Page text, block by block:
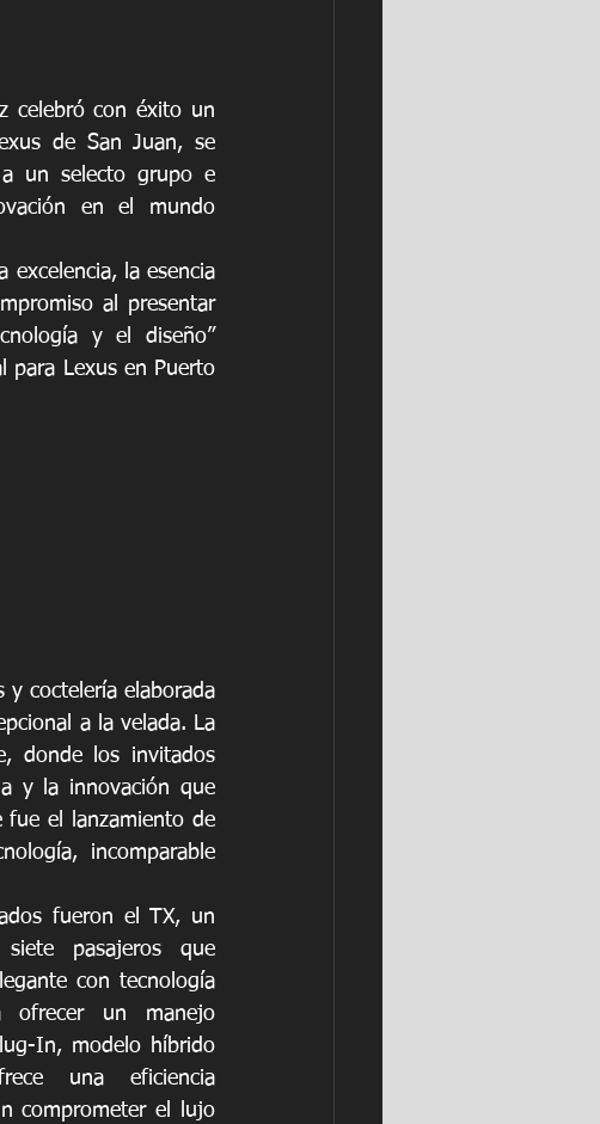
celebró con éxito un
de San Juan, se
un selecto grupo e
en el mundo
excelencia, la esencia
al presentar
y el diseño”
para Lexus en Puerto
y coctelería elaborada
a la velada. La
donde los invitados
y la innovación que
fue el lanzamiento de
incomparable
fueron el TX, un
pasajeros que
con tecnología
ofrecer un manejo
In, modelo híbrido
una eficiencia
comprometer el lujo